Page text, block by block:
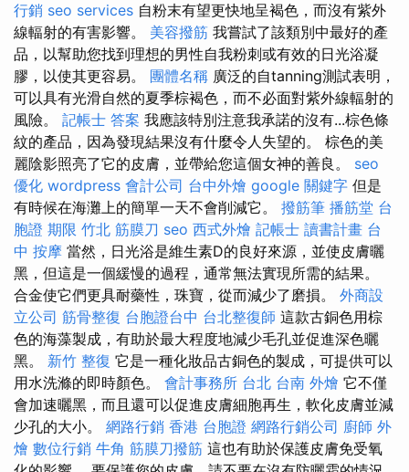
行銷 seo services 自粉末有望更快地呈褐色，而沒有紫外
線輻射的有害影響。 美容撥筋 我嘗試了該類別中最好的產
品，以幫助您找到理想的男性自我粉刺或有效的日光浴凝
膠，以使其更容易。 團體名稱 廣泛的自tanning測試表明，
可以具有光滑自然的夏季棕褐色，而不必面對紫外線輻射的
風險。 記帳士 答案 我應該特別注意我承諾的沒有...棕色條
紋的產品，因為發現結果沒有什麼令人失望的。 棕色的美
麗陰影照亮了它的皮膚，並帶給您這個女神的善良。 seo
優化 wordpress 會計公司 台中外燴 google 關鍵字 但是
有時候在海灘上的簡單一天不會削減它。 撥筋筆 播筋堂 台
胞證 期限 竹北 筋膜刀 seo 西式外燴 記帳士 讀書計畫 台
中 按摩 當然，日光浴是維生素D的良好來源，並使皮膚曬
黑，但這是一個緩慢的過程，通常無法實現所需的結果。
合金使它們更具耐藥性，珠寶，從而減少了磨損。 外商設
立公司 筋骨整復 台胞證台中 台北整復師 這款古銅色用棕
色的海藻製成，有助於最大程度地減少毛孔並促進深色曬
黑。 新竹 整復 它是一種化妝品古銅色的製成，可提供可以
用水洗滌的即時顏色。 會計事務所 台北 台南 外燴 它不僅
會加速曬黑，而且還可以促進皮膚細胞再生，軟化皮膚並減
少孔的大小。 網路行銷 香港 台胞證 網路行銷公司 廚師 外
燴 數位行銷 牛角 筋膜刀撥筋 這也有助於保護皮膚免受氧